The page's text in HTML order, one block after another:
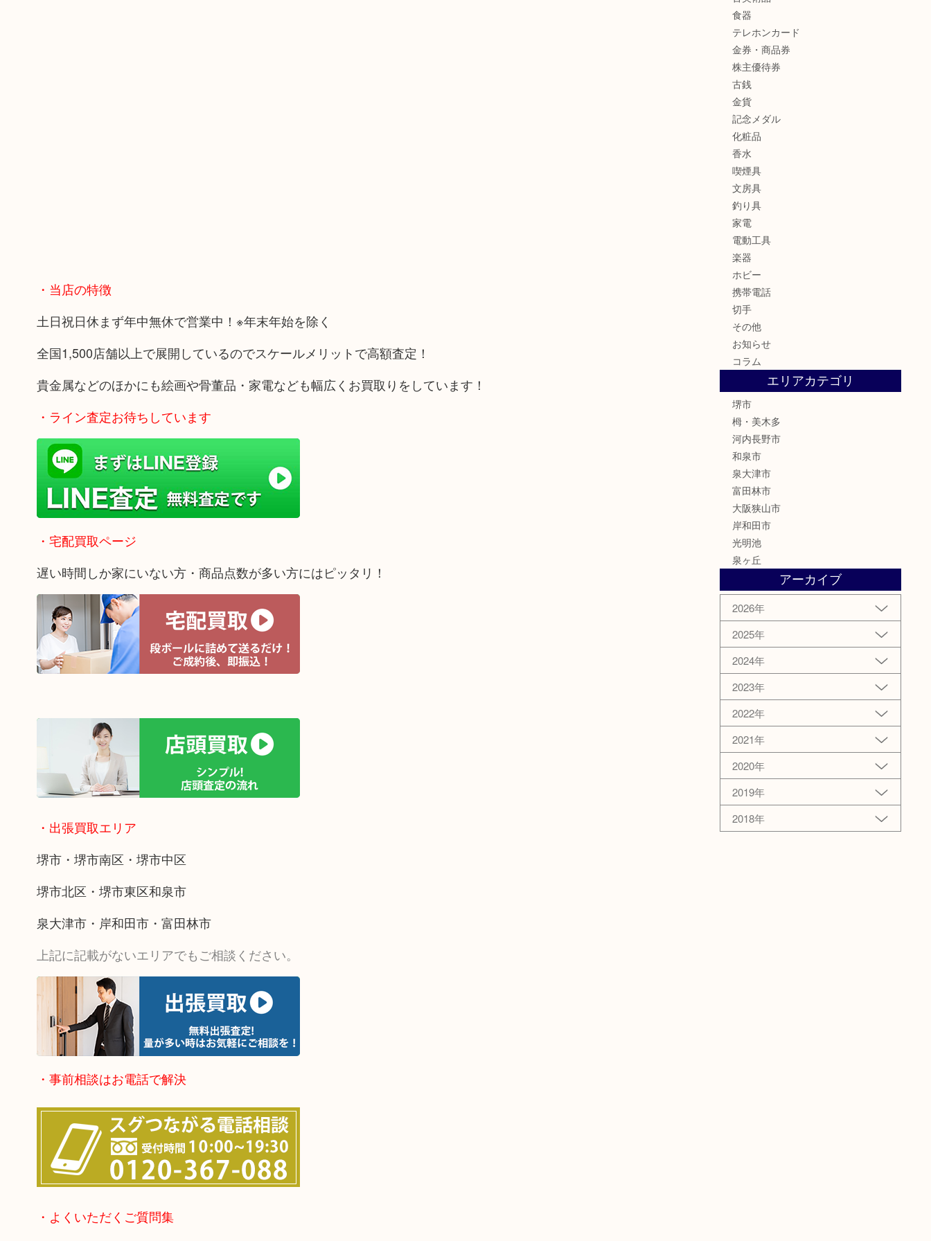
・当店の特徴
土日祝日休まず年中無休で営業中！※年末年始を除く
全国1,500店舗以上で展開しているのでスケールメリットで高額査定！
貴金属などのほかにも絵画や骨董品・家電なども幅広くお買取りをしています！
・ライン査定お待ちしています
・宅配買取ページ
遅い時間しか家にいない方・商品点数が多い方にはピッタリ！
・出張買取エリア
堺市・堺市南区・堺市中区
堺市北区・堺市東区和泉市
泉大津市・岸和田市・富田林市
上記に記載がないエリアでもご相談ください。
・事前相談はお電話で解決
・よくいただくご質問集
食器
テレホンカード
金券・商品券
株主優待券
古銭
金貨
記念メダル
化粧品
香水
喫煙具
文房具
釣り具
家電
電動工具
楽器
ホビー
携帯電話
切手
その他
お知らせ
コラム
エリアカテゴリ
堺市
栂・美木多
河内長野市
和泉市
泉大津市
富田林市
大阪狭山市
岸和田市
光明池
泉ヶ丘
アーカイブ
2026年
2025年
2024年
2023年
2022年
2021年
2020年
2019年
2018年